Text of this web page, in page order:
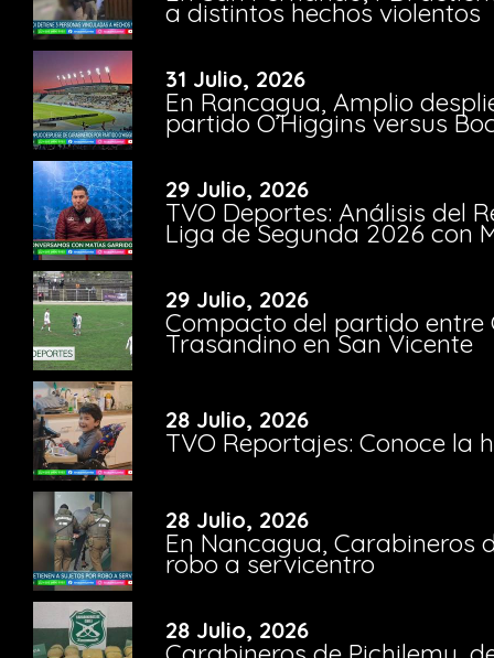
a distintos hechos violentos
31 Julio, 2026
En Rancagua, Amplio
partido O’Higgins versus
29 Julio, 2026
TVO Deportes: Análisis del
Liga de Segunda 2026 con
29 Julio, 2026
Compacto del partido entre
Trasandino en San Vicente
28 Julio, 2026
TVO Reportajes: Conoce la
28 Julio, 2026
En Nancagua, Carabineros
robo a servicentro
28 Julio, 2026